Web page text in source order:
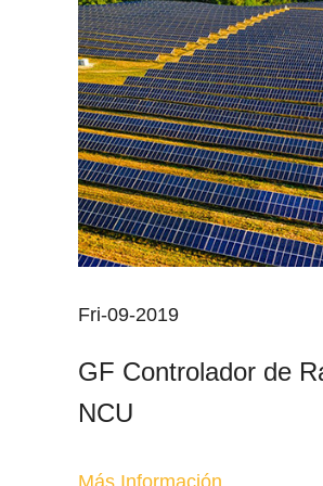
Fri-09-2019
GF Controlador de
NCU